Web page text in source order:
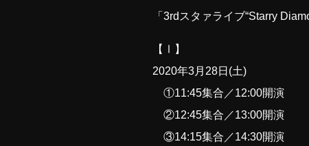
「3rdスタァライブ“Starry
【Ⅰ】
2020年3月28日(土)
①11:45集合／12:00開演
②12:45集合／13:00開演
③14:15集合／14:30開演